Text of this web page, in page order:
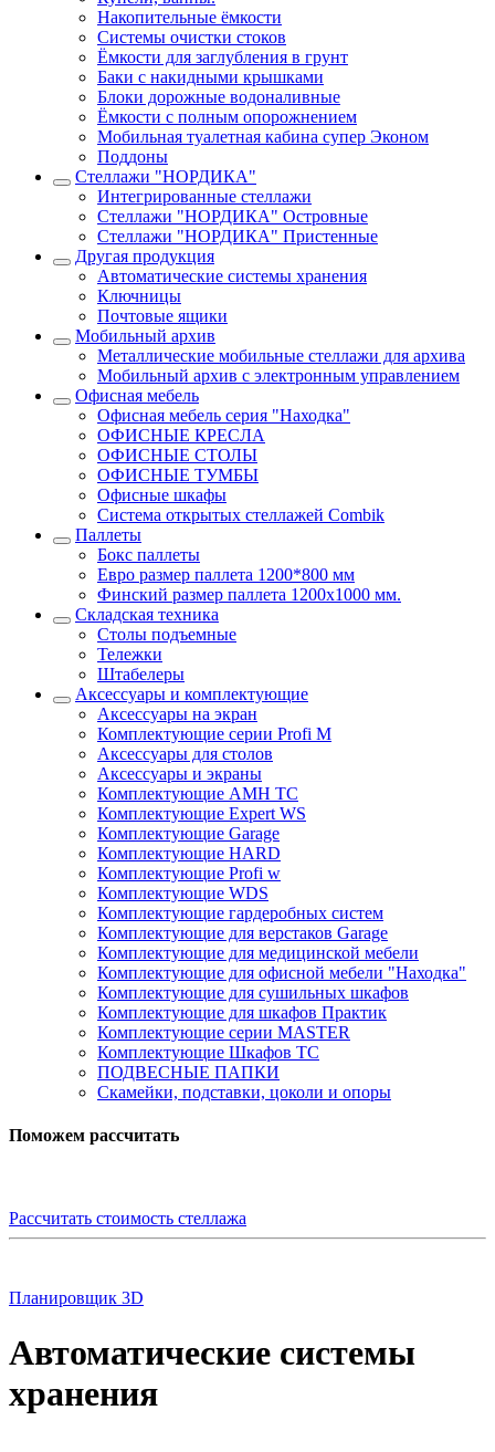
Накопительные ёмкости
Системы очистки стоков
Ёмкости для заглубления в грунт
Баки с накидными крышками
Блоки дорожные водоналивные
Ёмкости с полным опорожнением
Мобильная туалетная кабина супер Эконом
Поддоны
Стеллажи "НОРДИКА"
Интегрированные стеллажи
Стеллажи "НОРДИКА" Островные
Стеллажи "НОРДИКА" Пристенные
Другая продукция
Автоматические системы хранения
Ключницы
Почтовые ящики
Мобильный архив
Металлические мобильные стеллажи для архива
Мобильный архив с электронным управлением
Офисная мебель
Офисная мебель серия "Находка"
ОФИСНЫЕ КРЕСЛА
ОФИСНЫЕ СТОЛЫ
ОФИСНЫЕ ТУМБЫ
Офисные шкафы
Система открытых стеллажей Combik
Паллеты
Бокс паллеты
Евро размер паллета 1200*800 мм
Финский размер паллета 1200х1000 мм.
Складская техника
Столы подъемные
Тележки
Штабелеры
Аксессуары и комплектующие
Аксессуары на экран
Комплектующие серии Profi M
Аксессуары для столов
Аксессуары и экраны
Комплектующие AMH TC
Комплектующие Expert WS
Комплектующие Garage
Комплектующие HARD
Комплектующие Profi w
Комплектующие WDS
Комплектующие гардеробных систем
Комплектующие для верстаков Garage
Комплектующие для медицинской мебели
Комплектующие для офисной мебели "Находка"
Комплектующие для сушильных шкафов
Комплектующие для шкафов Практик
Комплектующие серии MASTER
Комплектующие Шкафов ТС
ПОДВЕСНЫЕ ПАПКИ
Скамейки, подставки, цоколи и опоры
Поможем рассчитать
Рассчитать стоимость стеллажа
Планировщик 3D
Автоматические системы
хранения